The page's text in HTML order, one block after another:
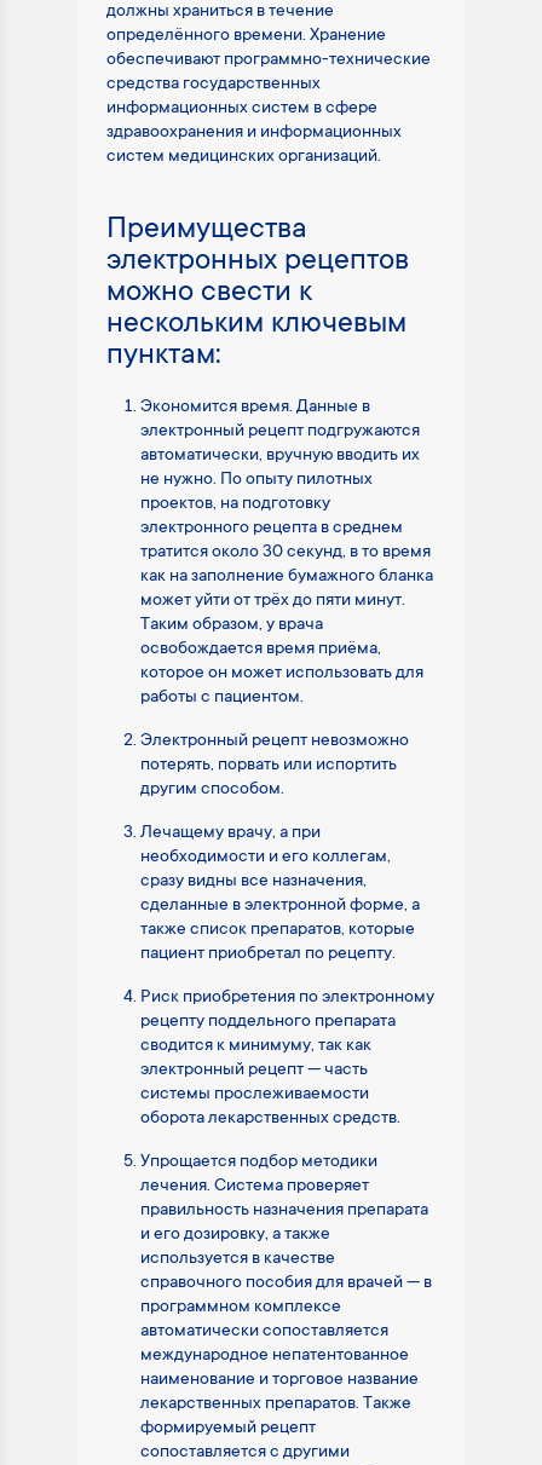
должны храниться в течение
определённого времени. Хранение
обеспечивают программно-технические
средства государственных
информационных систем в сфере
здравоохранения и информационных
систем медицинских организаций.
Преимущества
электронных рецептов
можно свести к
нескольким ключевым
пунктам:
Экономится время. Данные в
электронный рецепт подгружаются
автоматически, вручную вводить их
не нужно. По опыту пилотных
проектов, на подготовку
электронного рецепта в среднем
тратится около 30 секунд, в то время
как на заполнение бумажного бланка
может уйти от трёх до пяти минут.
Таким образом, у врача
освобождается время приёма,
которое он может использовать для
работы с пациентом.
Электронный рецепт невозможно
потерять, порвать или испортить
другим способом.
Лечащему врачу, а при
необходимости и его коллегам,
сразу видны все назначения,
сделанные в электронной форме, а
также список препаратов, которые
пациент приобретал по рецепту.
Риск приобретения по электронному
рецепту поддельного препарата
сводится к минимуму, так как
электронный рецепт — часть
системы прослеживаемости
оборота лекарственных средств.
Упрощается подбор методики
лечения. Система проверяет
правильность назначения препарата
и его дозировку, а также
используется в качестве
справочного пособия для врачей — в
программном комплексе
автоматически сопоставляется
международное непатентованное
наименование и торговое название
лекарственных препаратов. Также
формируемый рецепт
сопоставляется с другими